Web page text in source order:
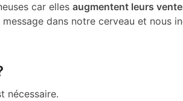
car elles augmentent leurs
dans notre cerveau et nous
nécessaire.